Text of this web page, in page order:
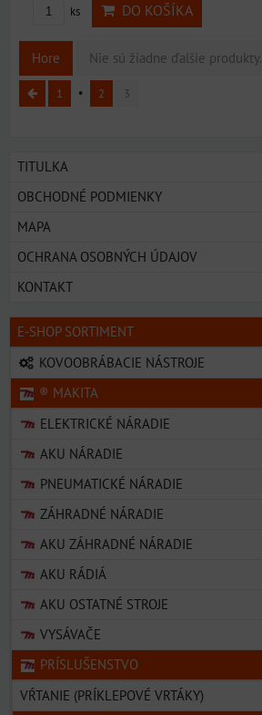
ks DO KOŠÍKA
Hore Nie sú žiadne ďalšie produkty.
1 2 3
TITULKA
OBCHODNÉ PODMIENKY
MAPA
OCHRANA OSOBNÝCH ÚDAJOV
KONTAKT
E-SHOP SORTIMENT
KOVOOBRÁBACIE NÁSTROJE
® MAKITA
ELEKTRICKÉ NÁRADIE
AKU NÁRADIE
PNEUMATICKÉ NÁRADIE
ZÁHRADNÉ NÁRADIE
AKU ZÁHRADNÉ NÁRADIE
AKU RÁDIÁ
AKU OSTATNÉ STROJE
VYSÁVAČE
PRÍSLUŠENSTVO
VŔTANIE (PRÍKLEPOVÉ VRTÁKY)